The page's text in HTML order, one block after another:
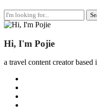
Search
for:
Hi, I'm Pojie
a travel content creator